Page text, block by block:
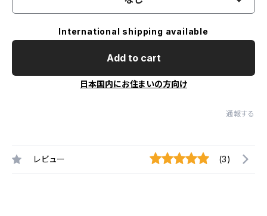
International shipping available
Add to cart
日本国内にお住まいの方向け
通報する
レビュー (3)